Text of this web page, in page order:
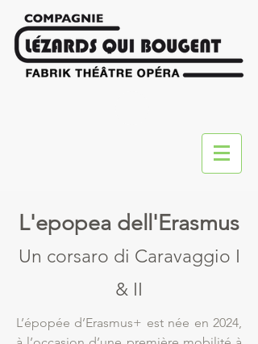
L'epopea dell'Erasmus
Un corsaro di Caravaggio I
& II
L’épopée d’Erasmus+ est née en 2024,